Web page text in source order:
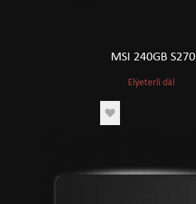
MSI 240GB S270
Elýeterli däl